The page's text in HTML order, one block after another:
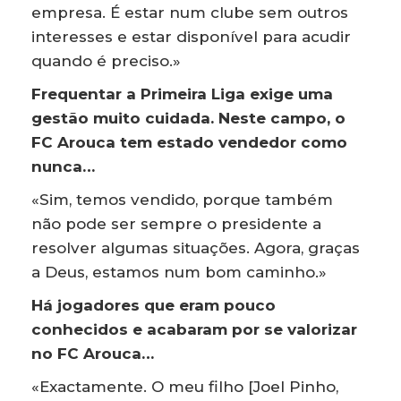
empresa. É estar num clube sem outros
interesses e estar disponível para acudir
quando é preciso.»
Frequentar a Primeira Liga exige uma
gestão muito cuidada. Neste campo, o
FC Arouca tem estado vendedor como
nunca…
«Sim, temos vendido, porque também
não pode ser sempre o presidente a
resolver algumas situações. Agora, graças
a Deus, estamos num bom caminho.»
Há jogadores que eram pouco
conhecidos e acabaram por se valorizar
no FC Arouca…
«Exactamente. O meu filho [Joel Pinho,